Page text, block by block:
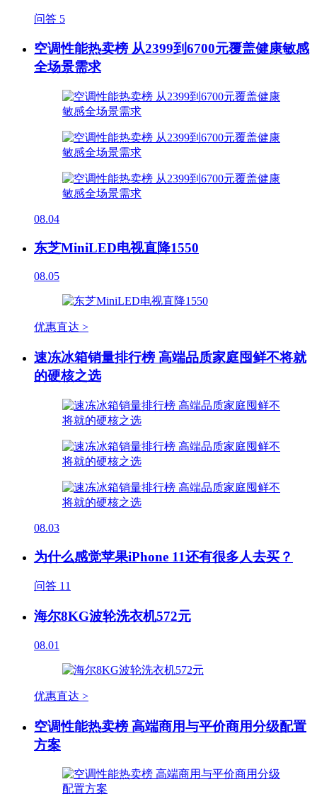
问答 5
空调性能热卖榜 从2399到6700元覆盖健康敏感
全场景需求
08.04
东芝MiniLED电视直降1550
08.05
优惠直达 >
速冻冰箱销量排行榜 高端品质家庭囤鲜不将就
的硬核之选
08.03
为什么感觉苹果iPhone 11还有很多人去买？
问答 11
海尔8KG波轮洗衣机572元
08.01
优惠直达 >
空调性能热卖榜 高端商用与平价商用分级配置
方案